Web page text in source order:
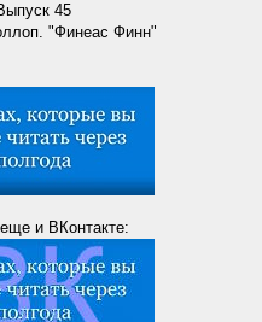
45
"Финеас Финн"
и ВКонтакте: